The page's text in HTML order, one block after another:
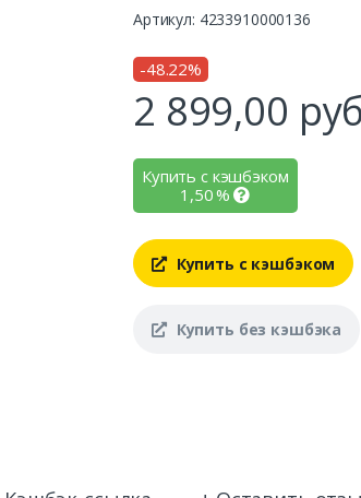
Артикул: 4233910000136
-48.22%
2 899,00
Купить с кэшбэком
1,50%
Купить с кэшбэком
Купить без кэшбэка